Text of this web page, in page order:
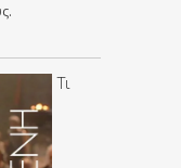
Τι